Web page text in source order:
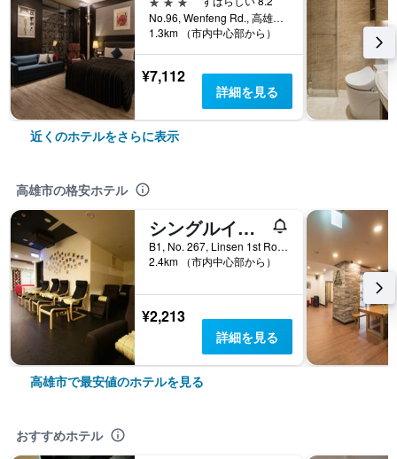
No.96, Wenfeng Rd., 高雄市, 台湾
1.3km （市内中心部から）
¥7,112
詳細を見る
近くのホテルをさらに表示
高雄市の格安ホテル
シングルイン 高雄林森
B1, No. 267, Linsen 1st Road, 高雄市, 台湾
2.4km （市内中心部から）
¥2,213
詳細を見る
高雄市で最安値のホテルを見る
おすすめホテル